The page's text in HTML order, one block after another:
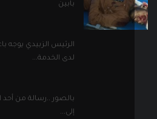
بابين
لدى الخدمة...
بالصور ..رسالة من أحد